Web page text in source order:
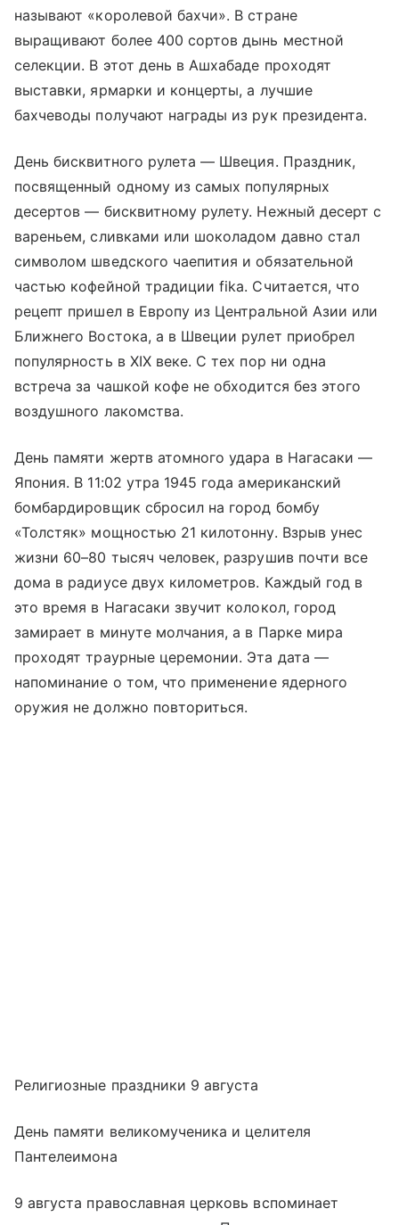
называют «королевой бахчи». В стране
выращивают более 400 сортов дынь местной
селекции. В этот день в Ашхабаде проходят
выставки, ярмарки и концерты, а лучшие
бахчеводы получают награды из рук президента.
День бисквитного рулета — Швеция. Праздник,
посвященный одному из самых популярных
десертов — бисквитному рулету. Нежный десерт с
вареньем, сливками или шоколадом давно стал
символом шведского чаепития и обязательной
частью кофейной традиции fika. Считается, что
рецепт пришел в Европу из Центральной Азии или
Ближнего Востока, а в Швеции рулет приобрел
популярность в XIX веке. С тех пор ни одна
встреча за чашкой кофе не обходится без этого
воздушного лакомства.
День памяти жертв атомного удара в Нагасаки —
Япония. В 11:02 утра 1945 года американский
бомбардировщик сбросил на город бомбу
«Толстяк» мощностью 21 килотонну. Взрыв унес
жизни 60–80 тысяч человек, разрушив почти все
дома в радиусе двух километров. Каждый год в
это время в Нагасаки звучит колокол, город
замирает в минуте молчания, а в Парке мира
проходят траурные церемонии. Эта дата —
напоминание о том, что применение ядерного
оружия не должно повториться.
Религиозные праздники 9 августа
День памяти великомученика и целителя
Пантелеимона
9 августа православная церковь вспоминает